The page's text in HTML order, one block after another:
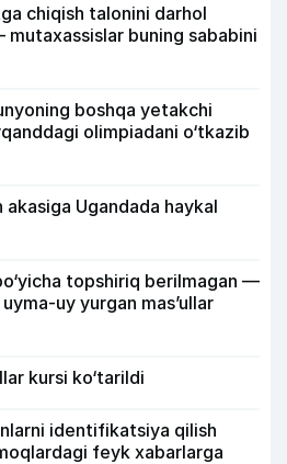
chiqish talonini darhol
buning sababini
boshqa yetakchi
olimpiadani o‘tkazib
akasiga Ugandada haykal
topshiriq berilmagan —
uy yurgan mas’ullar
kursi ko‘tarildi
identifikatsiya qilish
feyk xabarlarga